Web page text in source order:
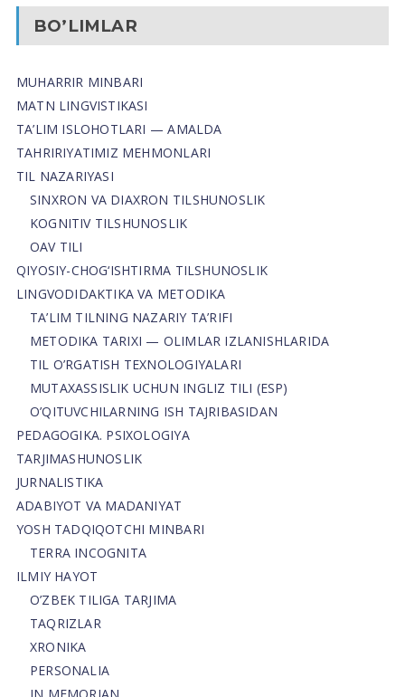
BO’LIMLAR
MUHARRIR MINBARI
MATN LINGVISTIKASI
TA’LIM ISLOHOTLARI — AMALDA
TAHRIRIYATIMIZ MEHMONLARI
TIL NAZARIYASI
SINXRON VA DIAXRON TILSHUNOSLIK
KOGNITIV TILSHUNOSLIK
OAV TILI
QIYOSIY-CHOG‘ISHTIRMA TILSHUNOSLIK
LINGVODIDAKTIKA VA METODIKA
TA’LIM TILNING NAZARIY TA’RIFI
METODIKA TARIXI — OLIMLAR IZLANISHLARIDA
TIL O’RGATISH TEXNOLOGIYALARI
MUTAXASSISLIK UCHUN INGLIZ TILI (ESP)
O’QITUVCHILARNING ISH TAJRIBASIDAN
PEDAGOGIKA. PSIXOLOGIYA
TARJIMASHUNOSLIK
JURNALISTIKA
ADABIYOT VA MADANIYAT
YOSH TADQIQOTCHI MINBARI
TERRA INCOGNITA
ILMIY HAYOT
O’ZBEK TILIGA TARJIMA
TAQRIZLAR
XRONIKA
PERSONALIA